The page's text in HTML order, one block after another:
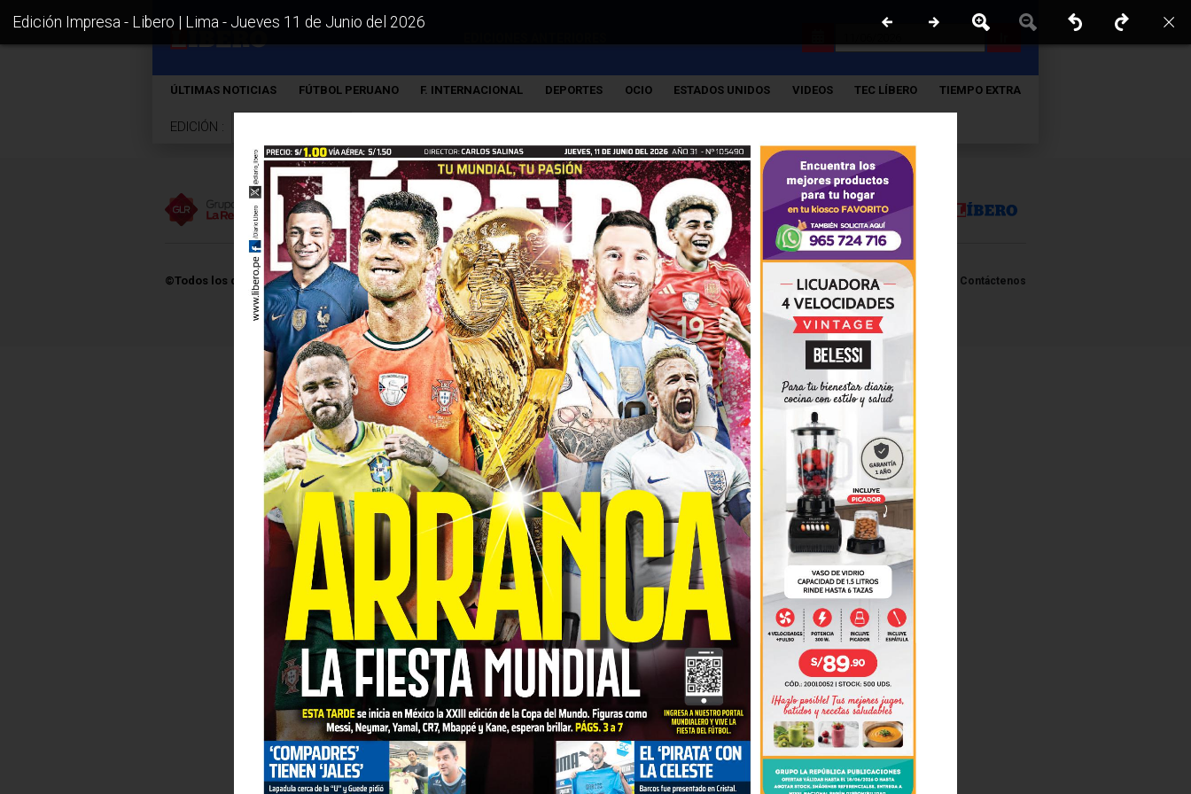
ÚLTIMAS NOTICIAS FÚTBOL PERUANO F. INTERNACIONAL DEPORTES OCIO ESTADOS UNIDOS VIDEOS TEC LÍBERO TIEMPO EXTRA
EDICIÓN :
Edición Impresa - Libero | Lima - Jueves 11 de Junio del 2026
VISITA LAS EDICIONES IMPRESAS DE:
©Todos los derechos reservados -2026 Políticas y estandares Contáctenos